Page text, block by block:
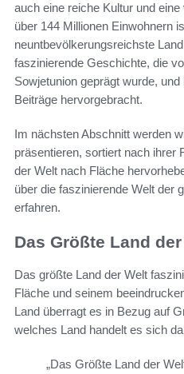
auch eine reiche Kultur und
über 144 Millionen Einwohnern
neuntbevölkerungsreichste
faszinierende Geschichte, die
Sowjetunion geprägt wurde,
Beiträge hervorgebracht.
Im nächsten Abschnitt werden
präsentieren, sortiert nach ihrer
der Welt nach Fläche
über die faszinierende Welt der
erfahren.
Das Größte Land
Das größte Land der Welt
Fläche und seinem
Land überragt es in Bezug auf
welches Land handelt es sich
„Das Größte Land der